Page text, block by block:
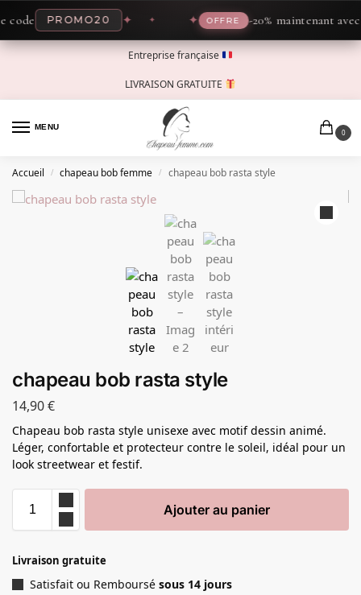
PROMO20 ✦ OFFRE -20% maintenant avec le
Entreprise française
LIVRAISON GRATUITE
MENU
0
Accueil / chapeau bob femme / chapeau bob rasta style
chapeau bob rasta style
14,90€
Chapeau bob rasta style unisexe avec motif dessin animé.
Léger, confortable et protecteur contre le soleil, idéal pour un
look streetwear et festif.
Ajouter au panier
Livraison gratuite
Satisfait ou Remboursé sous 14 jours